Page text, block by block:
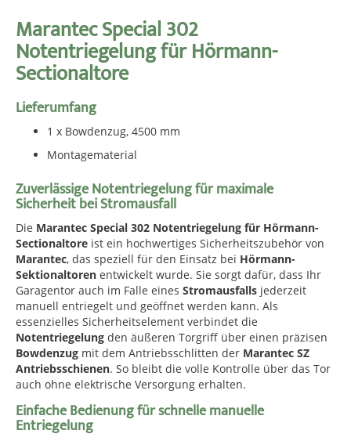
Marantec Special 302
Notentriegelung für Hörmann-
Sectionaltore
Lieferumfang
1 x Bowdenzug, 4500 mm
Montagematerial
Zuverlässige Notentriegelung für maximale
Sicherheit bei Stromausfall
Die Marantec Special 302 Notentriegelung für Hörmann-
Sectionaltore ist ein hochwertiges Sicherheitszubehör von
Marantec, das speziell für den Einsatz bei Hörmann-
Sektionaltoren entwickelt wurde. Sie sorgt dafür, dass Ihr
Garagentor auch im Falle eines Stromausfalls jederzeit
manuell entriegelt und geöffnet werden kann. Als
essenzielles Sicherheitselement verbindet die
Notentriegelung den äußeren Torgriff über einen präzisen
Bowdenzug mit dem Antriebsschlitten der Marantec SZ
Antriebsschienen. So bleibt die volle Kontrolle über das Tor
auch ohne elektrische Versorgung erhalten.
Einfache Bedienung für schnelle manuelle
Entriegelung